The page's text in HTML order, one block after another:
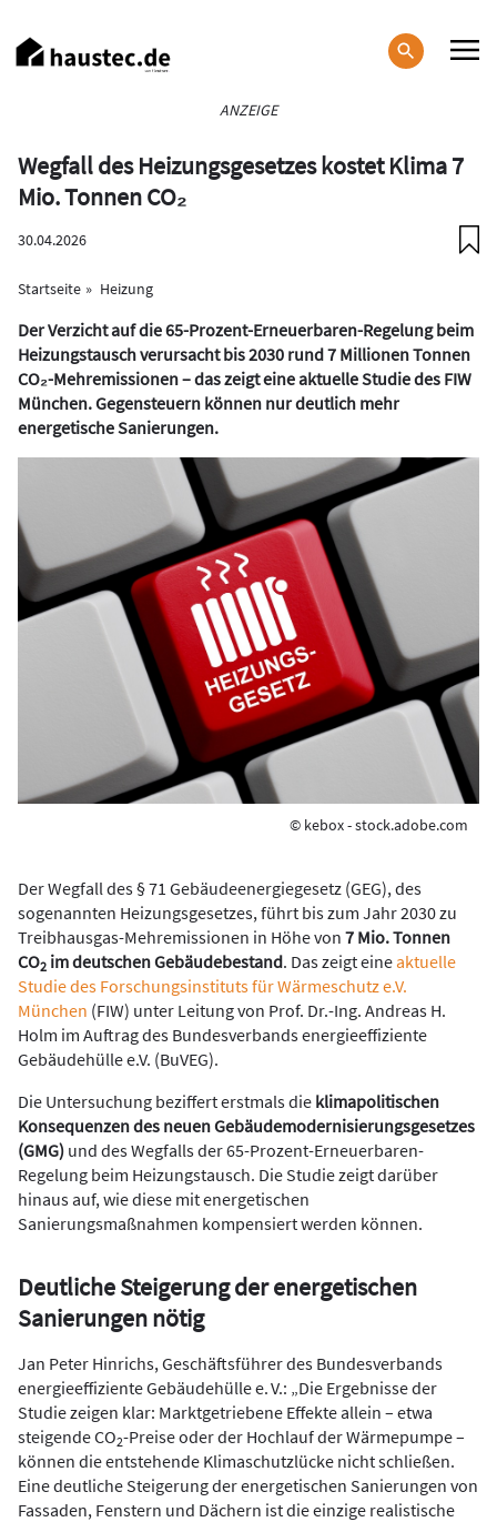
zum
Inhalt
ANZEIGE
Wegfall des Heizungsgesetzes kostet Klima 7
Mio. Tonnen CO₂
30.04.2026
Startseite Heizung
Der Verzicht auf die 65-Prozent-Erneuerbaren-Regelung beim
Heizungstausch verursacht bis 2030 rund 7 Millionen Tonnen
CO₂-Mehremissionen – das zeigt eine aktuelle Studie des FIW
München. Gegensteuern können nur deutlich mehr
energetische Sanierungen.
© kebox - stock.adobe.com
Der Wegfall des § 71 Gebäudeenergiegesetz (GEG), des
sogenannten Heizungsgesetzes, führt bis zum Jahr 2030 zu
Treibhausgas-Mehremissionen in Höhe von 7 Mio. Tonnen
CO2 im deutschen Gebäudebestand. Das zeigt eineaktuelle
Studie des Forschungsinstituts für Wärmeschutz e.V.
München (FIW) unter Leitung von Prof. Dr.-Ing. Andreas H.
Holm im Auftrag des Bundesverbands energieeffiziente
Gebäudehülle e.V. (BuVEG).
Die Untersuchung beziffert erstmals die klimapolitischen
Konsequenzen des neuen Gebäudemodernisierungsgesetzes
(GMG) und des Wegfalls der 65-Prozent-Erneuerbaren-
Regelung beim Heizungstausch. Die Studie zeigt darüber
hinaus auf, wie diese mit energetischen
Sanierungsmaßnahmen kompensiert werden können.
Deutliche Steigerung der energetischen
Sanierungen nötig
Jan Peter Hinrichs, Geschäftsführer des Bundesverbands
energieeffiziente Gebäudehülle e. V.: „Die Ergebnisse der
Studie zeigen klar: Marktgetriebene Effekte allein – etwa
steigende CO2-Preise oder der Hochlauf der Wärmepumpe –
können die entstehende Klimaschutzlücke nicht schließen.
Eine deutliche Steigerung der energetischen Sanierungen von
Fassaden, Fenstern und Dächern ist die einzige realistische